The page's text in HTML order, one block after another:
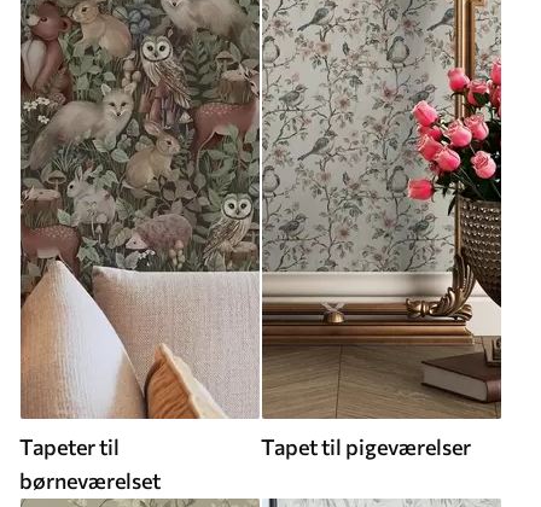
Tapeter til
børneværelset
Tapet til pigeværelser